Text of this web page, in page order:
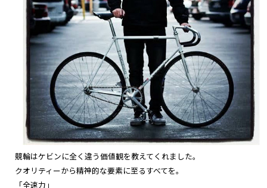
競輪はケビンに全く違う価値観を教えてくれました。
クオリティーから精神的な要素に至るすべてを。
「全速力」